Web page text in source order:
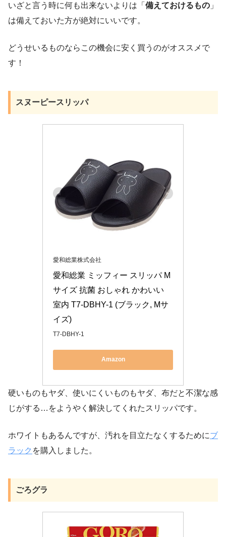
いざと言う時に何も出来ないよりは「 備えておけるもの 」
は備えておいた方が絶対にいいです。
どうせいるものならこの機会に安く買うのがオススメで
す！
スヌーピースリッパ
愛和総業株式会社
愛和総業 ミッフィー スリッパ M
サイズ 抗菌 おしゃれ かわいい
室内 T7-DBHY-1 (ブラック, Mサ
イズ)
T7-DBHY-1
Amazon
硬いものもヤダ、使いにくいものもヤダ、布だと不潔な感
じがする…をようやく解決してくれたスリッパです。
ホワイトもあるんですが、汚れを目立たなくするためにブ
ラック を購入しました。
ごろグラ